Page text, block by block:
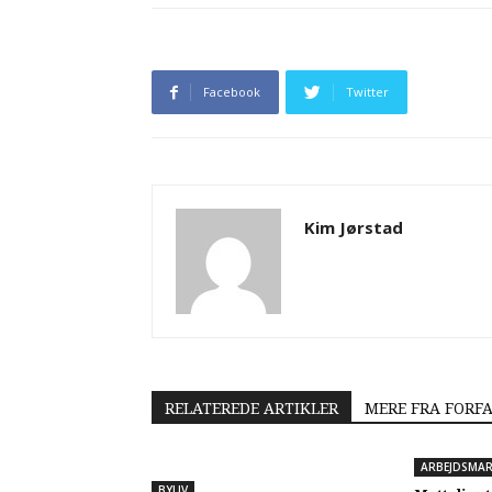
Facebook Twitter
Kim Jørstad
RELATEREDE ARTIKLER MERE FRA